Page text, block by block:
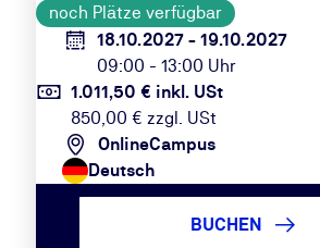
noch Plätze verfügbar
18.10.2027 - 19.10.2027
09:00 - 13:00 Uhr
1.011,50 € inkl. USt
850,00 € zzgl. USt
OnlineCampus
Deutsch
BUCHEN